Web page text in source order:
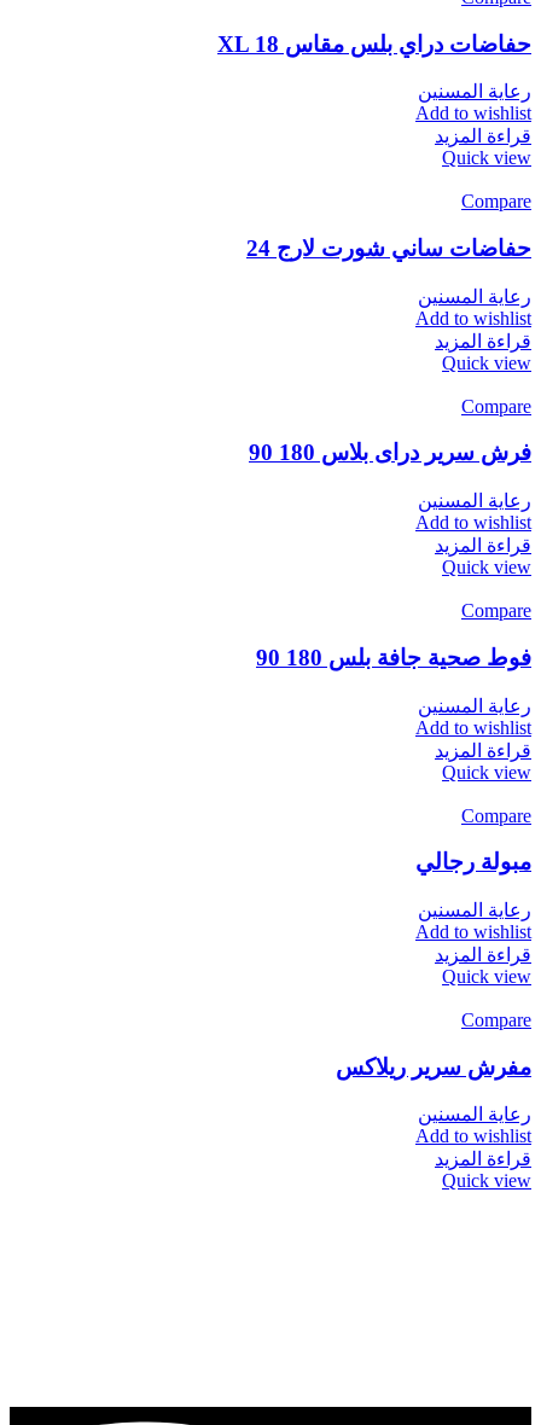
حفاضات دراي بلس مقاس XL 18
رعاية المسنين
Add to wishlist
قراءة المزيد
Quick view
Compare
حفاضات ساني شورت لارج 24
رعاية المسنين
Add to wishlist
قراءة المزيد
Quick view
Compare
فرش سرير دراى بلاس 180 90
رعاية المسنين
Add to wishlist
قراءة المزيد
Quick view
Compare
فوط صحية جافة بلس 180 90
رعاية المسنين
Add to wishlist
قراءة المزيد
Quick view
Compare
مبولة رجالي
رعاية المسنين
Add to wishlist
قراءة المزيد
Quick view
Compare
مفرش سرير ريلاكس
رعاية المسنين
Add to wishlist
قراءة المزيد
Quick view